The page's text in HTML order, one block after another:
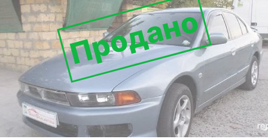
Продано